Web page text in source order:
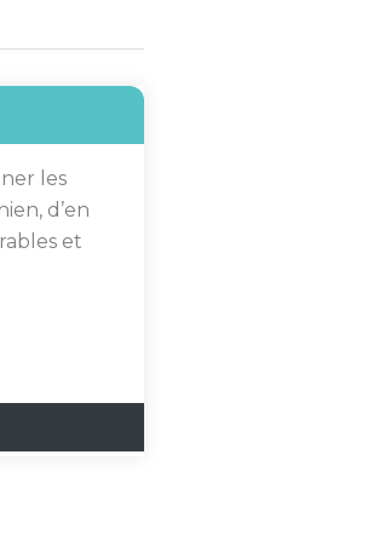
les
d’en
et